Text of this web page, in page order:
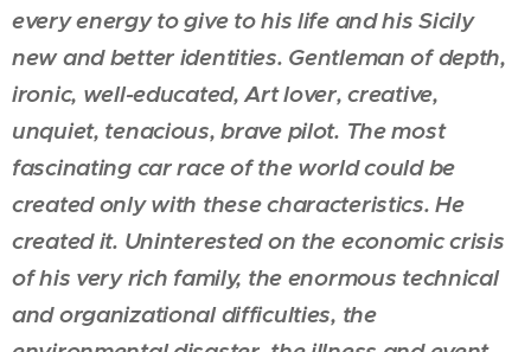
every energy to give to his life and his Sicily
new and better identities. Gentleman of depth,
ironic, well-educated, Art lover, creative,
unquiet, tenacious, brave pilot. The most
fascinating car race of the world could be
created only with these characteristics. He
created it. Uninterested on the economic crisis
of his very rich family, the enormous technical
and organizational difficulties, the